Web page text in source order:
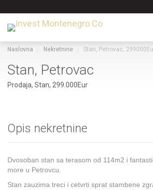
Naslovna Nekretnine Stan, Petrovac,
Stan, Petrovac
Prodaja, Stan, 299.000Eur
Opis nekretnine
Dvosoban stan sa terasom od 114m2 i
more u Petrovcu.
Stan zauzima treci i cetvrti sprat stambene